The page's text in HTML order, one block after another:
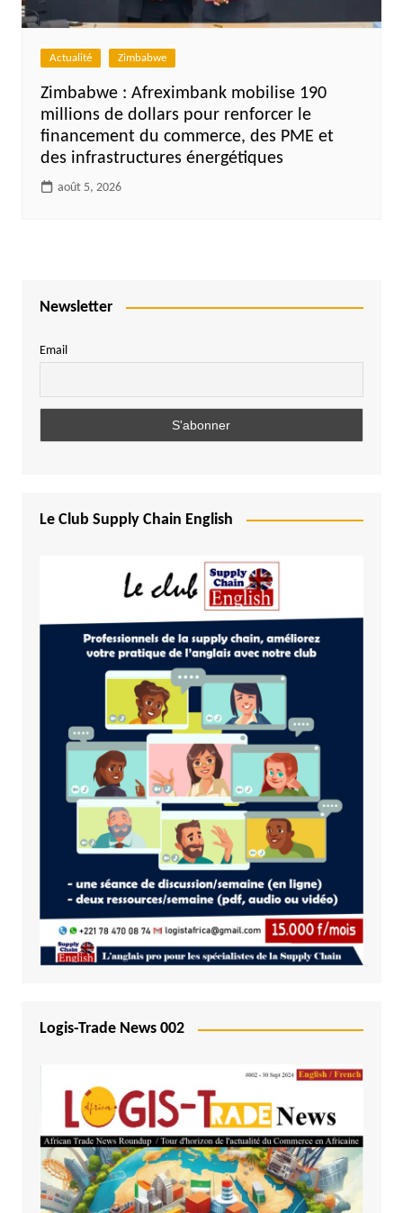
Actualité Zimbabwe
Zimbabwe : Afreximbank mobilise 190
millions de dollars pour renforcer le
financement du commerce, des PME et
des infrastructures énergétiques
août 5, 2026
Newsletter
Email
Le Club Supply Chain English
Logis-Trade News 002